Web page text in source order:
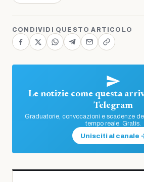
CONDIVIDI QUESTO ARTICOLO
Le notizie come questa
Telegram
Graduatorie, convocazioni e scadenze
tempo reale. Gratis.
Unisciti al canale